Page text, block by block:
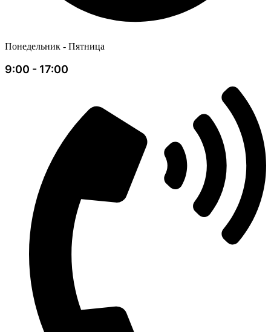
Понедельник - Пятница
9:00 - 17:00